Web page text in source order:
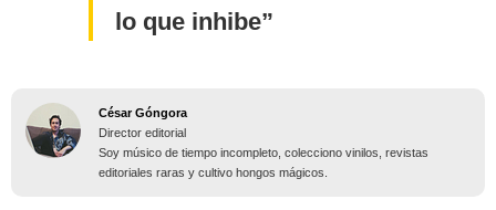
lo que inhibe
César Góngora
Director editorial
Soy músico de tiempo incompleto, colecciono vinilos, revistas
editoriales raras y cultivo hongos mágicos.